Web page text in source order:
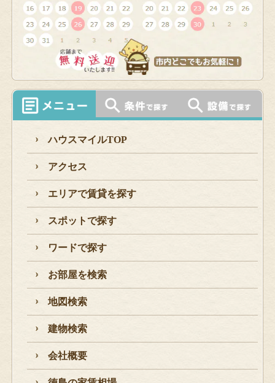
ハウスマイルTOP
アクセス
エリアで賃貸を探す
スポットで探す
ワードで探す
お部屋を検索
地図検索
建物検索
会社概要